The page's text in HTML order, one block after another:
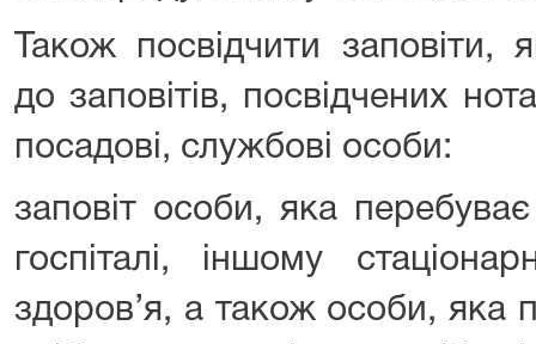
Також посвідчити заповіти,
до заповітів, посвідчених
посадові, службові особи:
заповіт особи, яка перебуває
госпіталі, іншому
здоров’я, а також особи, яка